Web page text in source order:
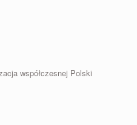
współczesnej Polski